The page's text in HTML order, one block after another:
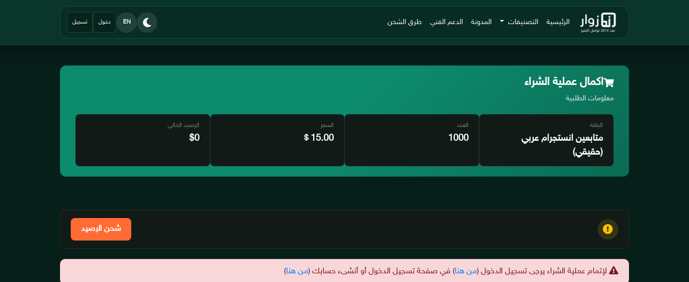
الرئيسية التصنيفات المدونة الدعم الفني طرق الشحن EN دخول تسجيل
اكمال عملية الشراء
معلومات الطلبية
الباقة
متابعين انستجرام عربي
(حقيقي)
العدد
1000
السعر
15.00
$
الرصيد الحالي
$0
شحن الرصيد
لإتمام عملية الشراء يرجى تسجيل الدخول (من هنا) في صفحة تسجيل الدخول أو أنشىء حسابك (من هنا)